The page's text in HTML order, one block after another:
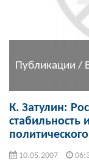
Публикации /
К. Затулин:
стабильность
10.05.2007